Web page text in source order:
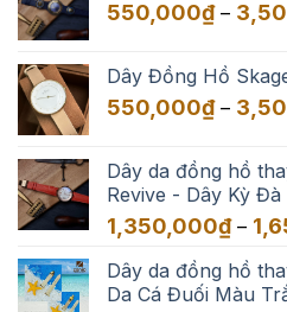
550,000₫ –
Dây Đồng Hồ
550,000₫ –
Dây da đồng hồ
Revive - Dây Kỳ Đà
1,350,000₫ –
Dây da đồng hồ
Da Cá Đuối Màu